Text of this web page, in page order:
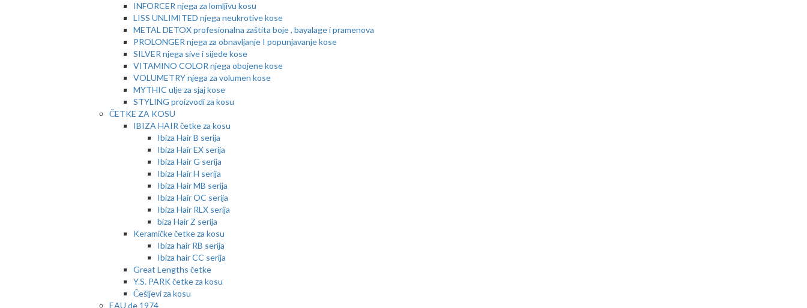
INFORCER njega za lomljivu kosu
LISS UNLIMITED njega neukrotive kose
METAL DETOX profesionalna zaštita boje , bayalage i pramenova
PROLONGER njega za obnavljanje I popunjavanje kose
SILVER njega sive i sijede kose
VITAMINO COLOR njega obojene kose
VOLUMETRY njega za volumen kose
MYTHIC ulje za sjaj kose
STYLING proizvodi za kosu
ČETKE ZA KOSU
IBIZA HAIR četke za kosu
Ibiza Hair B serija
Ibiza Hair EX serija
Ibiza Hair G serija
Ibiza Hair H serija
Ibiza Hair MB serija
Ibiza Hair OC serija
Ibiza Hair RLX serija
biza Hair Z serija
Keramičke četke za kosu
Ibiza hair RB serija
Ibiza hair CC serija
Great Lengths četke
Y.S. PARK četke za kosu
Češljevi za kosu
EAU de 1974